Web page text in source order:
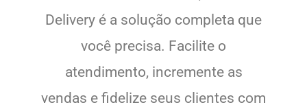
Delivery é a solução completa que
você precisa. Facilite o
atendimento, incremente as
vendas e fidelize seus clientes com